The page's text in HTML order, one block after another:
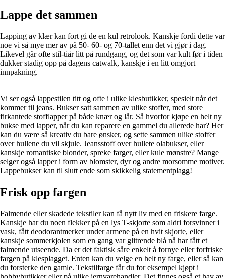
Lappe det sammen
Lapping av klær kan fort gi de en kul retrolook. Kanskje fordi dette var
noe vi så mye mer av på 50- 60- og 70-tallet enn det vi gjør i dag.
Likevel går ofte stil-tiår litt på rundgang, og det som var kult før i tiden
dukker stadig opp på dagens catwalk, kanskje i en litt omgjort
innpakning.
Vi ser også lappestilen titt og ofte i ulike klesbutikker, spesielt når det
kommer til jeans. Bukser satt sammen av ulike stoffer, med store
firkantede stofflapper på både knær og lår. Så hvorfor kjøpe en helt ny
bukse med lapper, når du kan reparere en gammel du allerede har? Her
kan du være så kreativ du bare ønsker, og sette sammen ulike stoffer
over hullene du vil skjule. Jeansstoff over hullete olabukser, eller
kanskje romantiske blonder, spreke farger, eller kule mønstre? Mange
selger også lapper i form av blomster, dyr og andre morsomme motiver.
Lappebukser kan til slutt ende som skikkelig statementplagg!
Frisk opp fargen
Falmende eller skadede tekstiler kan få nytt liv med en friskere farge.
Kanskje har du noen flekker på en lys T-skjorte som aldri forsvinner i
vask, fått deodorantmerker under armene på en hvit skjorte, eller
kanskje sommerkjolen som en gang var glitrende blå nå har fått et
falmende utseende. Da er det faktisk såre enkelt å fornye eller forfriske
fargen på klesplagget. Enten kan du velge en helt ny farge, eller så kan
du forsterke den gamle. Tekstilfarge får du for eksempel kjøpt i